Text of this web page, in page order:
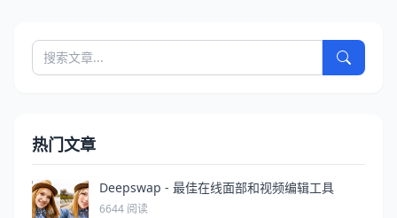
热门文章
Deepswap - 最佳在线面部和视频编辑工具
6644 阅读